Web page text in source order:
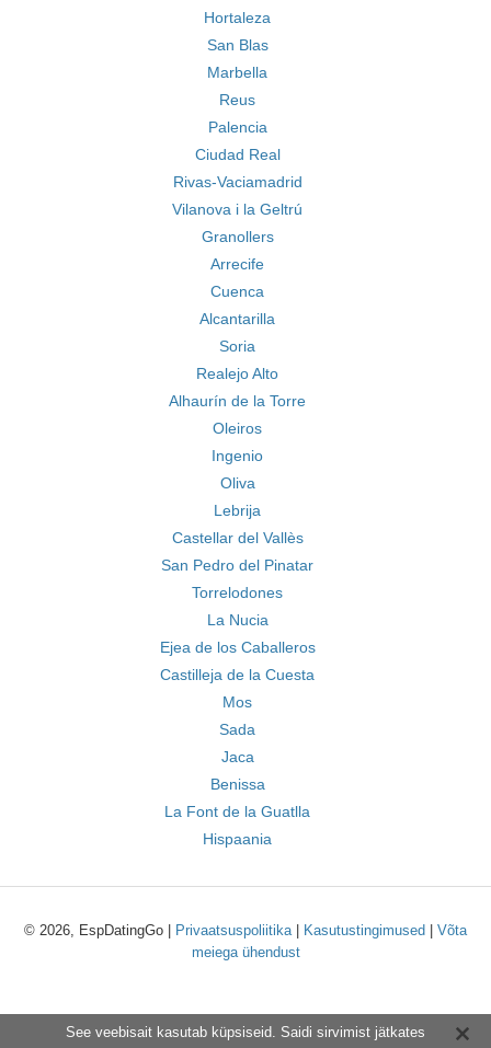
Hortaleza
San Blas
Marbella
Reus
Palencia
Ciudad Real
Rivas-Vaciamadrid
Vilanova i la Geltrú
Granollers
Arrecife
Cuenca
Alcantarilla
Soria
Realejo Alto
Alhaurín de la Torre
Oleiros
Ingenio
Oliva
Lebrija
Castellar del Vallès
San Pedro del Pinatar
Torrelodones
La Nucia
Ejea de los Caballeros
Castilleja de la Cuesta
Mos
Sada
Jaca
Benissa
La Font de la Guatlla
Hispaania
© 2026, EspDatingGo | Privaatsuspoliitika| Kasutustingimused
Võta
meiega ühendust
See veebisait kasutab küpsiseid. Saidi sirvimist jätkates